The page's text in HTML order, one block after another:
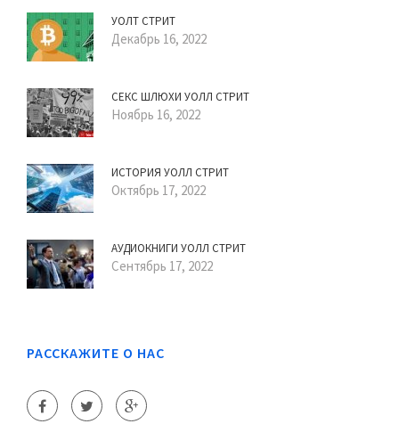
УОЛТ СТРИТ
Декабрь 16, 2022
СЕКС ШЛЮХИ УОЛЛ СТРИТ
Ноябрь 16, 2022
ИСТОРИЯ УОЛЛ СТРИТ
Октябрь 17, 2022
АУДИОКНИГИ УОЛЛ СТРИТ
Сентябрь 17, 2022
РАССКАЖИТЕ О НАС